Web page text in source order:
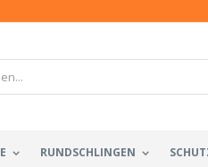
RUNDSCHLINGEN